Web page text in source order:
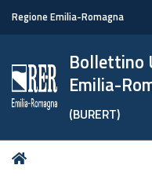
Regione Emilia-Romagna
Bollettino
Emilia-
(BURERT)
Tu